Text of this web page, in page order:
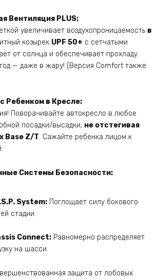
Вентиляция PLUS:
увеличивает воздухопроницаемость в
козырек UPF 50+ с сетчатыми
от солнца и обеспечивает прохладу.
— даже в жару! (Версия Comfort также
Ребенком в Кресле:
Поворачивайте автокресло в любое
посадки/высадки, не отстегивая
Base Z/T. Сажайте ребенка лицом к
Системы Безопасности:
System: Поглощает силу бокового
стадии.
Connect: Равномерно распределяет
на шасси.
защита от лобовых